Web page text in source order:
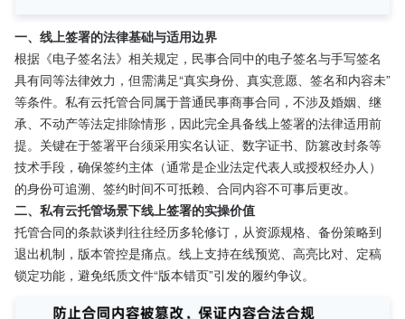
一、线上签署的法律基础与适用边界
根据《电子签名法》相关规定，民事合同中的电子签名与手写签名
具有同等法律效力，但需满足“真实身份、真实意愿、签名和内容未”
等条件。私有云托管合同属于普通民事商事合同，不涉及婚姻、继
承、不动产等法定排除情形，因此完全具备线上签署的法律适用前
提。关键在于签署平台须采用实名认证、数字证书、防篡改封条等
技术手段，确保签约主体（通常是企业法定代表人或授权经办人）
的身份可追溯、签约时间不可抵赖、合同内容不可事后更改。
二、私有云托管场景下线上签署的实操价值
托管合同的条款谈判往往经历多轮修订，从资源规格、备份策略到
退出机制，版本管控是痛点。线上支持在线预览、高亮比对、定稿
锁定功能，避免纸质文件“版本错页”引发的履约争议。